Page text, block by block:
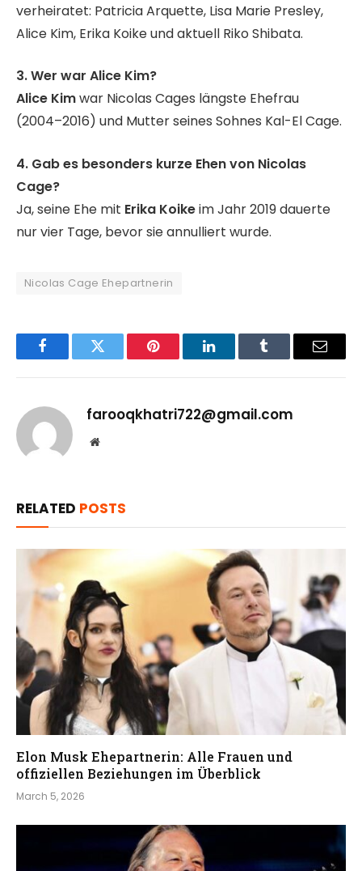
verheiratet: Patricia Arquette, Lisa Marie Presley,
Alice Kim, Erika Koike und aktuell Riko Shibata.
3. Wer war Alice Kim?
Alice Kimwar Nicolas Cages längste Ehefrau
(2004–2016) und Mutter seines Sohnes Kal-El Cage.
4. Gab es besonders kurze Ehen von Nicolas
Cage?
Ja, seine Ehe mit Erika Koikeim Jahr 2019 dauerte
nur vier Tage, bevor sie annulliert wurde.
Nicolas Cage Ehepartnerin
FacebookTwitter Pinterest LinkedInTumblr Email
farooqkhatri722@gmail.com
Website
RELATED POSTS
Elon Musk Ehepartnerin: Alle Frauen und
offiziellen Beziehungen im Überblick
March 5, 2026